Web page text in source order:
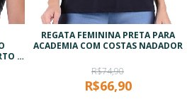
E
REGATA FEMININA PRETA PARA
ACADEMIA COM COSTAS NADADOR
R$74,90
R$66,90